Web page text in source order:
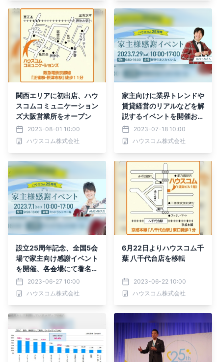
関西エリアに初出店、ハウ
スコムコミュニケーション
ズ大阪営業所をオープン
2023-08-01 10:00
ハウスコム株式会社
家主向けに業界トレンドや
賃貸経営のリアルなどを解
説するイベントを開催お笑
い芸人 ねづっちさんも登
壇し賃貸経営のなぞかけを
披露
2023-07-18 10:00
ハウスコム株式会社
設立25周年記念、全国5会
場で家主向け感謝イベント
を開催、各会場にて著名人
ゲストが登壇、3.4万名の
家主との接点を拡大し事業
を推進
2023-06-27 10:00
ハウスコム株式会社
6月22日よりハウスコム千
葉 八千代台店を移転
2023-06-22 10:00
ハウスコム株式会社